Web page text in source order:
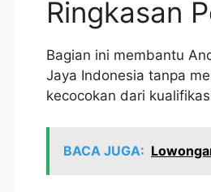
Ringkasan
Bagian ini membantu
Jaya Indonesia tanpa
kecocokan dari
BACA JUGA: